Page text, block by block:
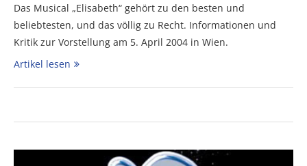
Das Musical „Elisabeth“ gehört zu den besten und
beliebtesten, und das völlig zu Recht. Informationen und
Kritik zur Vorstellung am 5. April 2004 in Wien.
Artikel lesen